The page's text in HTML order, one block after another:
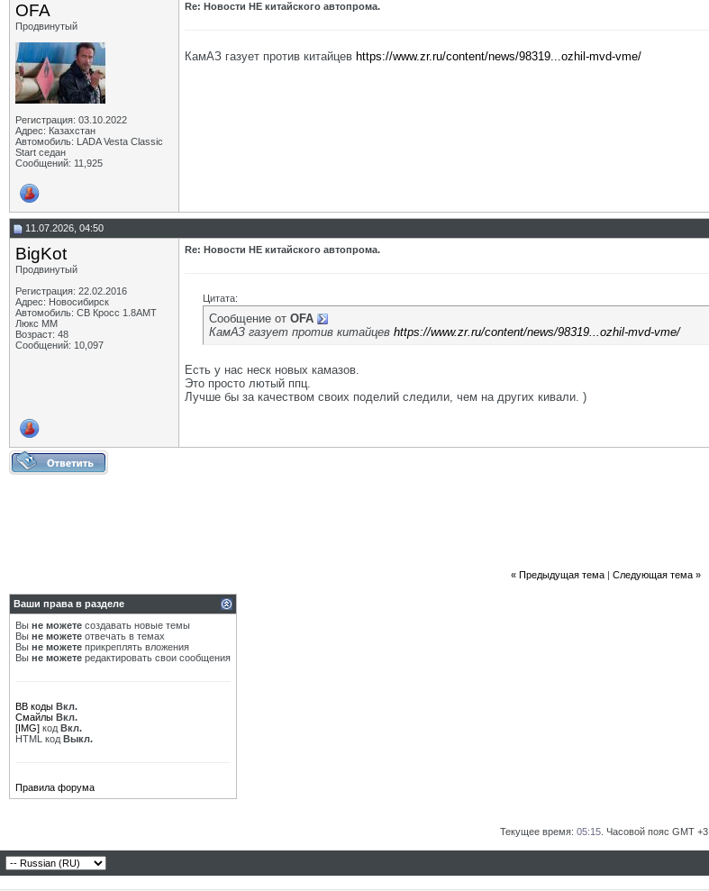
OFA
Продвинутый
Регистрация: 03.10.2022
Адрес: Казахстан
Автомобиль: LADA Vesta Classic
Start седан
Сообщений: 11,925
Re: Новости НЕ китайского автопрома.
КамАЗ газует против китайцев https://www.zr.ru/content/news/98319...ozhil-mvd-vme/
11.07.2026, 04:50
BigKot
Продвинутый
Регистрация: 22.02.2016
Адрес: Новосибирск
Автомобиль: СВ Кросс 1.8АМТ
Люкс ММ
Возраст: 48
Сообщений: 10,097
Re: Новости НЕ китайского автопрома.
Цитата:
Сообщение от OFA
КамАЗ газует против китайцев https://www.zr.ru/content/news/98319...ozhil-mvd-vme/
Есть у нас неск новых камазов.
Это просто лютый ппц.
Лучше бы за качеством своих поделий следили, чем на других кивали. )
« Предыдущая тема| Следующая тема »
Ваши права в разделе
Вы не можете создавать новые темы
Вы не можете отвечать в темах
Вы не можете прикреплять вложения
Вы не можете редактировать свои сообщения
BB коды Вкл.
Смайлы Вкл.
[IMG] код Вкл.
HTML код Выкл.
Правила форума
Текущее время: 05:15 . Часовой пояс GMT +3.